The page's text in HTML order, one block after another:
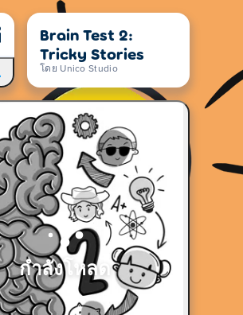
Brain Test 2:
Tricky Stories
โดย Unico Studio
กำลังโหลด